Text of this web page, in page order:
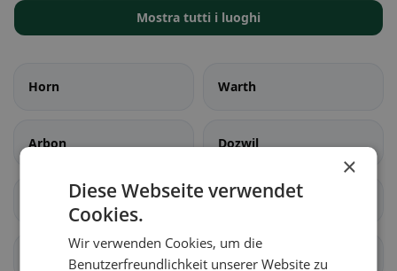
Mostra tutti i luoghi
Horn Warth
Arbon Dozwil
Egnach Hefenhofen
Kesswil Roggwil (TG)
×
Diese Webseite verwendet
Cookies.
Wir verwenden Cookies, um die
Benutzerfreundlichkeit unserer Website zu